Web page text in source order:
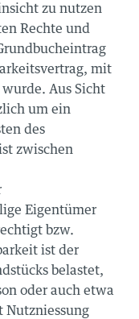
zu nutzen
Rechte und
mit
Aus Sicht
um ein
des
zwischen
Eigentümer
bzw.
ist der
belastet,
oder auch etwa
Nutzniessung